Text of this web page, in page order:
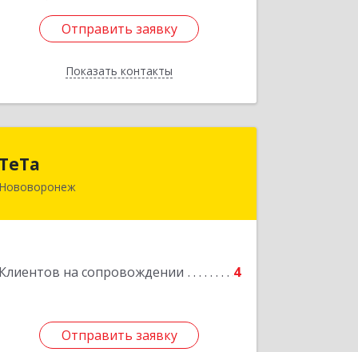
Отправить заявку
Показать контакты
Отправить заявку
Назад
ТеТа
Нововоронеж
Клиентов на сопровождении 4
Отправить заявку
396 073, Нововоронеж г, а/я, дом № 30
Отправить заявку